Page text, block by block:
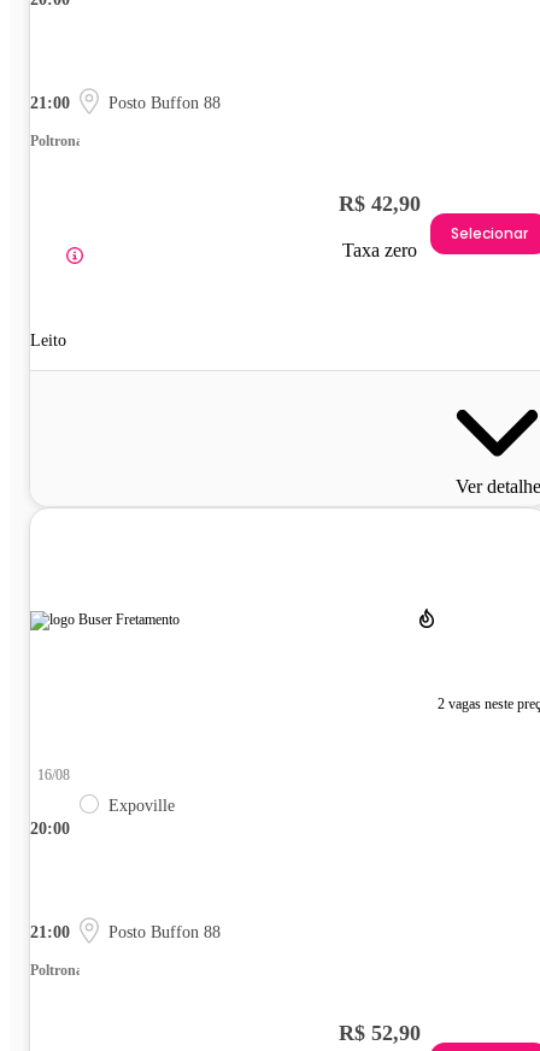
21:00 Posto Buffon 88
Poltrona
Leito
R$ 42,90
Taxa zero
Selecionar
Ver
2 vagas neste
20:00
16/08
Expoville
21:00 Posto Buffon 88
Poltrona
R$ 52,90